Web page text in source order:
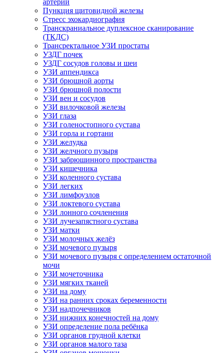
артерий
Пункция щитовидной железы
Стресс эхокардиография
Транскраниальное дуплексное сканирование
(ТКДС)
Трансректальное УЗИ простаты
УЗДГ почек
УЗДГ сосудов головы и шеи
УЗИ аппендикса
УЗИ брюшной аорты
УЗИ брюшной полости
УЗИ вен и сосудов
УЗИ вилочковой железы
УЗИ глаза
УЗИ голеностопного сустава
УЗИ горла и гортани
УЗИ желудка
УЗИ желчного пузыря
УЗИ забрюшинного пространства
УЗИ кишечника
УЗИ коленного сустава
УЗИ легких
УЗИ лимфоузлов
УЗИ локтевого сустава
УЗИ лонного сочленения
УЗИ лучезапястного сустава
УЗИ матки
УЗИ молочных желёз
УЗИ мочевого пузыря
УЗИ мочевого пузыря с определением остаточной
мочи
УЗИ мочеточника
УЗИ мягких тканей
УЗИ на дому
УЗИ на ранних сроках беременности
УЗИ надпочечников
УЗИ нижних конечностей на дому
УЗИ определение пола ребёнка
УЗИ органов грудной клетки
УЗИ органов малого таза